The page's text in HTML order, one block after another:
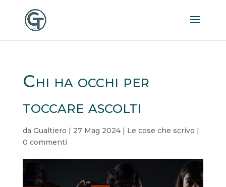
Chi ha occhi per
toccare ascolti
da Gualtiero | 27 Mag 2024| Le cose che scrivo |
0 commenti